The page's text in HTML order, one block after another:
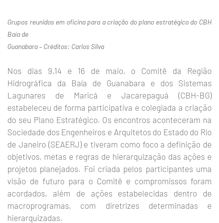
Grupos reunidos em oficina para a criação do plano estratégico do CBH
Baía de
Guanabara – Créditos: Carlos Silva
Nos dias 9,14 e 16 de maio, o Comitê da Região
Hidrográfica da Baía de Guanabara e dos Sistemas
Lagunares de Maricá e Jacarepaguá (CBH-BG)
estabeleceu de forma participativa e colegiada a criação
do seu Plano Estratégico. Os encontros aconteceram na
Sociedade dos Engenheiros e Arquitetos do Estado do Rio
de Janeiro (SEAERJ) e tiveram como foco a definição de
objetivos, metas e regras de hierarquização das ações e
projetos planejados. Foi criada pelos participantes uma
visão de futuro para o Comitê e compromissos foram
acordados, além de ações estabelecidas dentro de
macroprogramas, com diretrizes determinadas e
hierarquizadas.